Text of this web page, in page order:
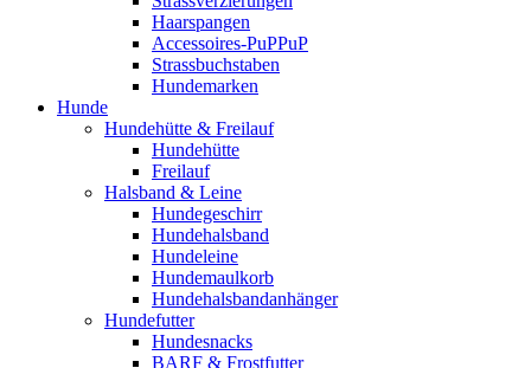
Haarspangen
Accessoires-PuPPuP
Strassbuchstaben
Hundemarken
Hunde
Hundehütte & Freilauf
Hundehütte
Freilauf
Halsband & Leine
Hundegeschirr
Hundehalsband
Hundeleine
Hundemaulkorb
Hundehalsbandanhänger
Hundefutter
Hundesnacks
BARF & Frostfutter